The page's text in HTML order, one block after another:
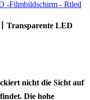
Transparente LED
nicht die Sicht auf
Die hohe